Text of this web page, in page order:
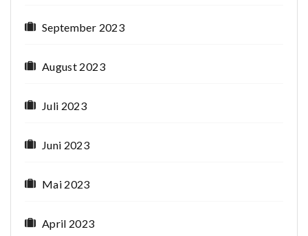
September 2023
August 2023
Juli 2023
Juni 2023
Mai 2023
April 2023